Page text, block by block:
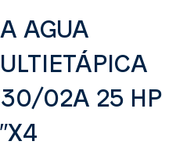
AGUA
02A 25 HP